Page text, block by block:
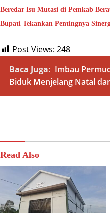
Beredar Isu Mutasi di Pemkab
Bupati Tekankan Pentingnya
Post Views: 248
Baca Juga: Imbau
Biduk Menjelang Natal
Read Also